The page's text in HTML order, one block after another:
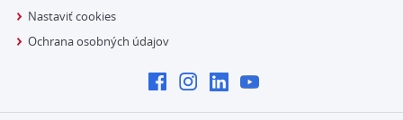
Nastaviť cookies
Ochrana osobných údajov